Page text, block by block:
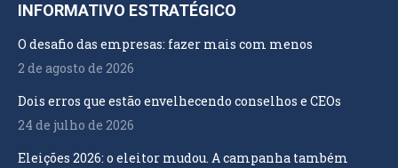
INFORMATIVO ESTRATÉGICO
O desafio das empresas: fazer mais com menos
2 de agosto de 2026
Dois erros que estão envelhecendo conselhos e CEOs
24 de julho de 2026
Eleições 2026: o eleitor mudou. A campanha também